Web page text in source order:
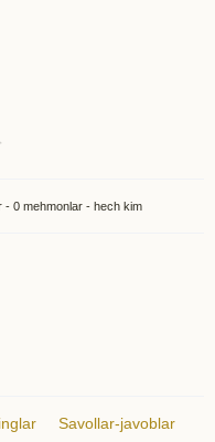
- 0 mehmonlar - hech kim
Savollar-javoblar